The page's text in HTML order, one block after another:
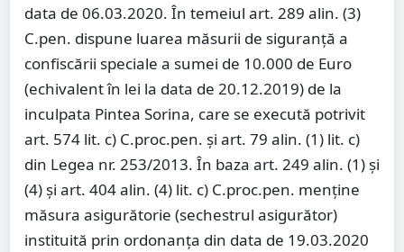
data de 06.03.2020. În temeiul art. 289 alin. (3)
C.pen. dispune luarea măsurii de siguranţă a
confiscării speciale a sumei de 10.000 de Euro
(echivalent în lei la data de 20.12.2019) de la
inculpata Pintea Sorina, care se execută potrivit
art. 574 lit. c) C.proc.pen. şi art. 79 alin. (1) lit. c)
din Legea nr. 253/2013. În baza art. 249 alin. (1) şi
(4) şi art. 404 alin. (4) lit. c) C.proc.pen. menţine
măsura asigurătorie (sechestrul asigurător)
instituită prin ordonanţa din data de 19.03.2020